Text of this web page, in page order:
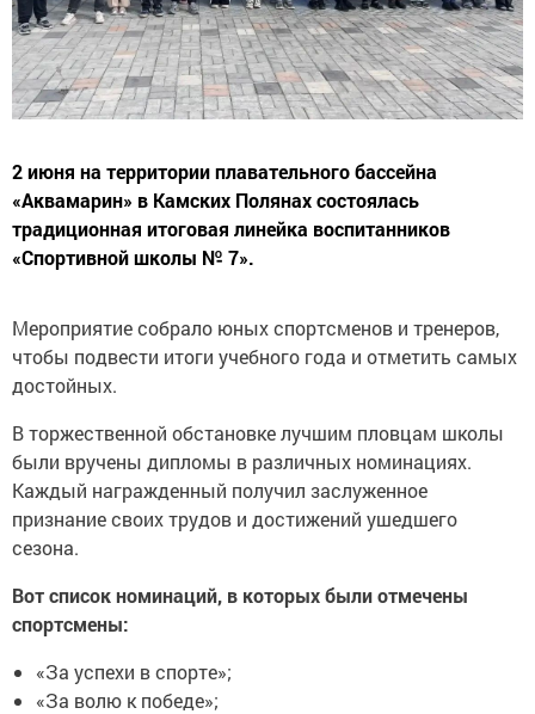
2 июня на территории плавательного бассейна
«Аквамарин» в Камских Полянах состоялась
традиционная итоговая линейка воспитанников
«Спортивной школы № 7».
Мероприятие собрало юных спортсменов и тренеров,
чтобы подвести итоги учебного года и отметить самых
достойных.
В торжественной обстановке лучшим пловцам школы
были вручены дипломы в различных номинациях.
Каждый награжденный получил заслуженное
признание своих трудов и достижений ушедшего
сезона.
Вот список номинаций, в которых были отмечены
спортсмены:
«За успехи в спорте»;
«За волю к победе»;